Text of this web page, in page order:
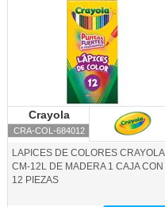
Crayola
CRA-COL-684012
LAPICES DE COLORES CRAYOLA
CM-12L DE MADERA 1 CAJA CON
12 PIEZAS